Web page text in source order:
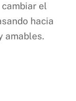
el
hacia
amables.